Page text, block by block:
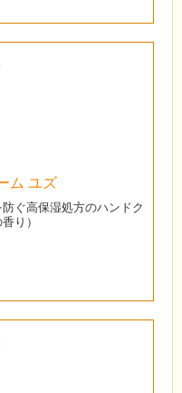
ム ユズ
ぐ高保湿処方のハンドク
り）